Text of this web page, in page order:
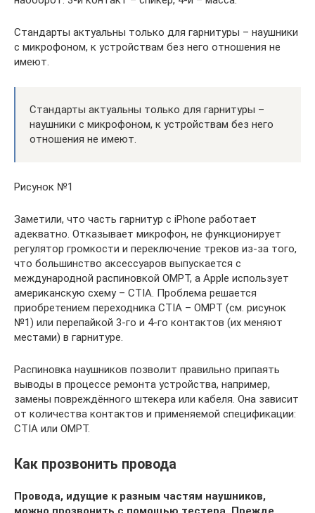
Стандарты актуальны только для гарнитуры – наушники
с микрофоном, к устройствам без него отношения не
имеют.
Стандарты актуальны только для гарнитуры –
наушники с микрофоном, к устройствам без него
отношения не имеют.
Рисунок №1
Заметили, что часть гарнитур с iPhone работает
адекватно. Отказывает микрофон, не функционирует
регулятор громкости и переключение треков из-за того,
что большинство аксессуаров выпускается с
международной распиновкой OMPT, а Apple использует
американскую схему – CTIA. Проблема решается
приобретением переходника CTIA – OMPT (см. рисунок
№1) или перепайкой 3-го и 4-го контактов (их меняют
местами) в гарнитуре.
Распиновка наушников позволит правильно припаять
выводы в процессе ремонта устройства, например,
замены повреждённого штекера или кабеля. Она зависит
от количества контактов и применяемой спецификации:
CTIA или OMPT.
Как прозвонить провода
Провода, идущие к разным частям наушников,